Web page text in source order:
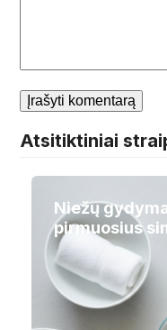
Atsitiktiniai
Niežų
pirmuosius